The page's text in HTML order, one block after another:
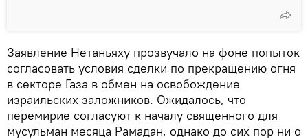
Заявление Нетаньяху прозвучало на фоне попыток
согласовать условия сделки по прекращению огня
в секторе Газа в обмен на освобождение
израильских заложников. Ожидалось, что
перемирие согласуют к началу священного для
мусульман месяца Рамадан, однако до сих пор ни о